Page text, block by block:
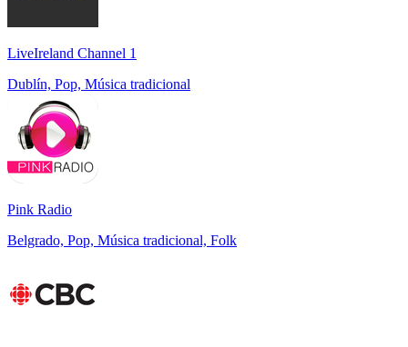
LiveIreland Channel 1
Dublín, Pop, Música tradicional
Pink Radio
Belgrado, Pop, Música tradicional, Folk